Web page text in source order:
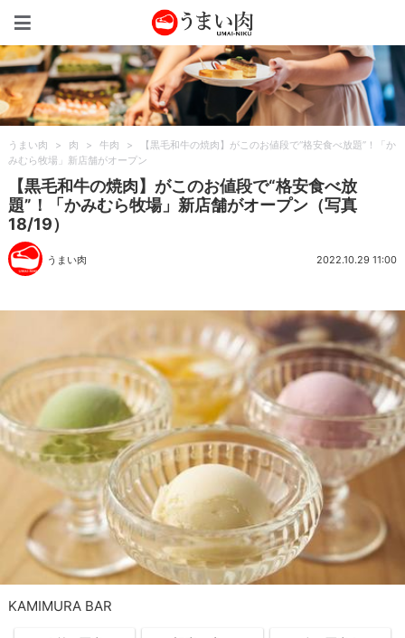
うまい肉 > 肉 > 牛肉 >
【黒毛和牛の焼肉】がこのお値段で“格安食べ放題”！「か
みむら牧場」新店舗がオープン
【黒毛和牛の焼肉】がこのお値段で“格安食べ放
題”！「かみむら牧場」新店舗がオープン（写真
18/19）
うまい肉 2022.10.29 11:00
KAMIMURA BAR